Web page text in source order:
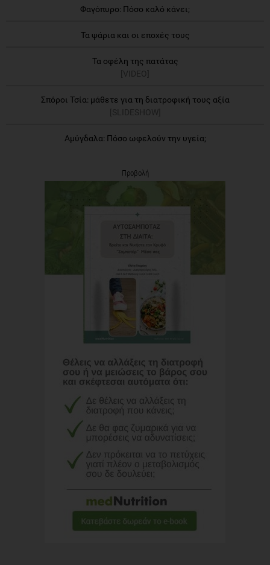
Φαγόπυρο: Πόσο καλό κάνει;
Τα ψάρια και οι εποχές τους
Τα οφέλη της πατάτας
[VIDEO]
Σπόροι Τσία: μάθετε για τη διατροφική τους αξία
[SLIDESHOW]
Αμύγδαλα: Πόσο ωφελούν την υγεία;
Προβολή